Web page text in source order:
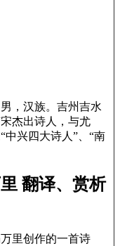
，汉族。吉州吉水
杰出诗人，与尤
中兴四大诗人”、“南
翻译、赏析
里创作的一首诗